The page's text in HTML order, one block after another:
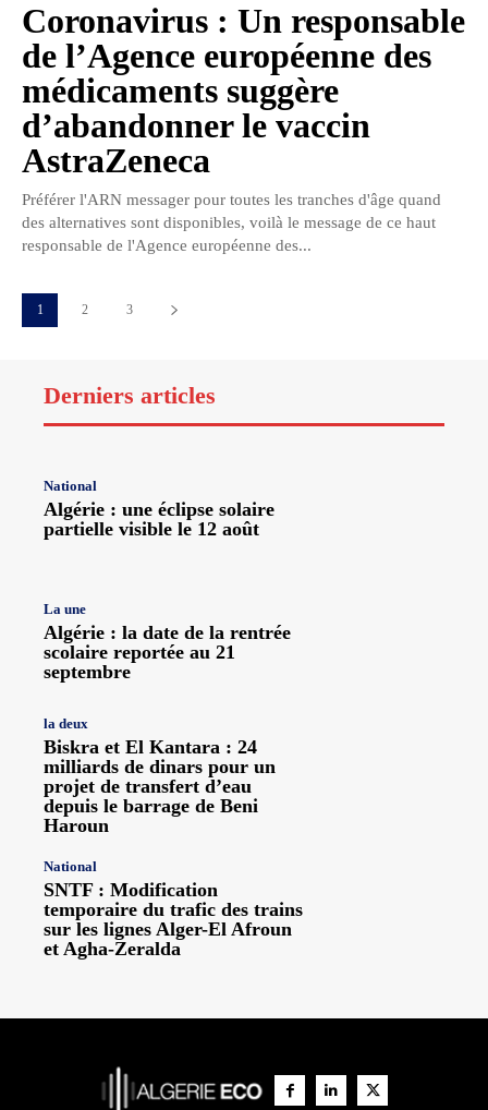
Coronavirus : Un responsable
de l’Agence européenne des
médicaments suggère
d’abandonner le vaccin
AstraZeneca
Préférer l'ARN messager pour toutes les tranches d'âge quand
des alternatives sont disponibles, voilà le message de ce haut
responsable de l'Agence européenne des...
1 2 3
Derniers articles
National
Algérie : une éclipse solaire
partielle visible le 12 août
La une
Algérie : la date de la rentrée
scolaire reportée au 21
septembre
la deux
Biskra et El Kantara : 24
milliards de dinars pour un
projet de transfert d’eau
depuis le barrage de Beni
Haroun
National
SNTF : Modification
temporaire du trafic des trains
sur les lignes Alger-El Afroun
et Agha-Zeralda